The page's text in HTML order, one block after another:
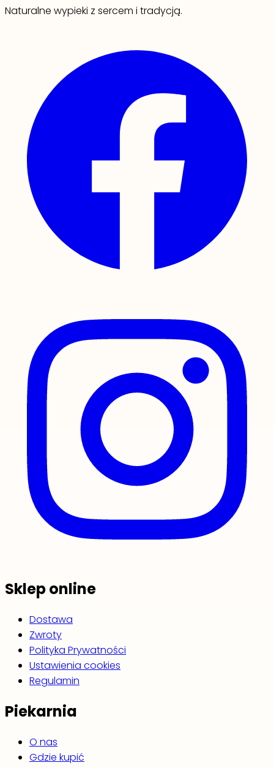
Naturalne wypieki z sercem i tradycją.
Sklep online
Dostawa
Zwroty
Polityka Prywatności
Ustawienia cookies
Regulamin
Piekarnia
O nas
Gdzie kupić